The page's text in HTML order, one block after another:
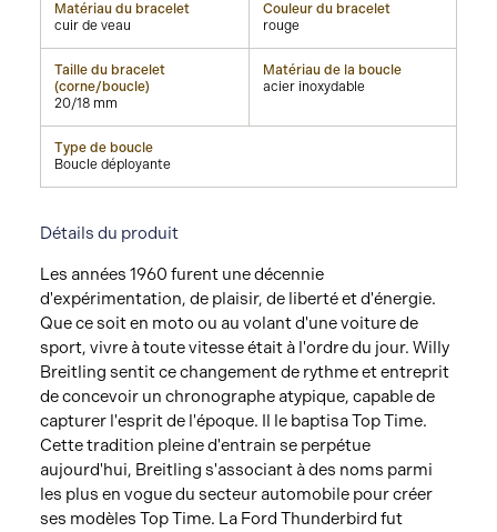
Matériau du bracelet
cuir de veau
Couleur du bracelet
rouge
Taille du bracelet
(corne/boucle)
20/18 mm
Matériau de la boucle
acier inoxydable
Type de boucle
Boucle déployante
Détails du produit
Les années 1960 furent une décennie
d'expérimentation, de plaisir, de liberté et d'énergie.
Que ce soit en moto ou au volant d'une voiture de
sport, vivre à toute vitesse était à l'ordre du jour. Willy
Breitling sentit ce changement de rythme et entreprit
de concevoir un chronographe atypique, capable de
capturer l'esprit de l'époque. Il le baptisa Top Time.
Cette tradition pleine d'entrain se perpétue
aujourd'hui, Breitling s'associant à des noms parmi
les plus en vogue du secteur automobile pour créer
ses modèles Top Time. La Ford Thunderbird fut